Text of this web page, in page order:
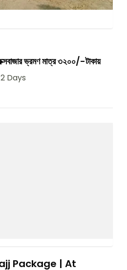
কক্সবাজার ভ্রমণ মাত্র ৩২০০/-টাকায়
2 Days
Package | At